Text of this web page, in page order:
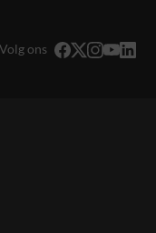
Volg ons